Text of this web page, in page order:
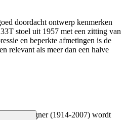
doordacht ontwerp kenmerken
stoel uit 1957 met een zitting van
en beperkte afmetingen is de
relevant als meer dan een halve
J. Wegner (1914-2007) wordt